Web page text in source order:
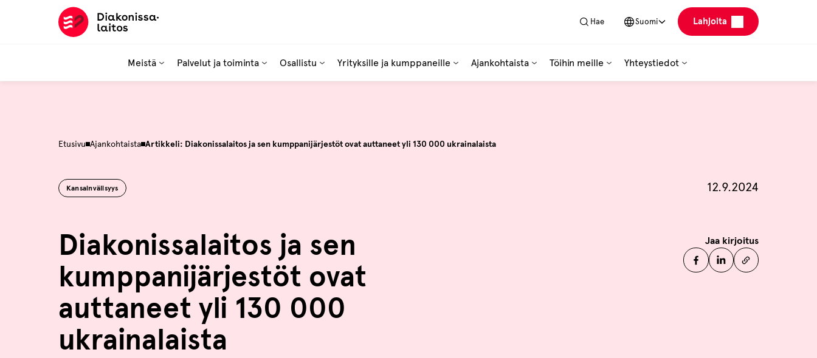
Hae Suomi Lahjoita
Meistä Palvelut ja toiminta Osallistu Yrityksille ja kumppaneille Ajankohtaista Töihin meille Yhteystiedot
Etusivu Ajankohtaista Artikkeli: Diakonissalaitos ja sen kumppanijärjestöt ovat auttaneet yli 130 000 ukrainalaista
Kansainvälisyys Julkaistu
12.9.2024
Diakonissalaitos ja sen
kumppanijärjestöt ovat
auttaneet yli 130 000
ukrainalaista
Jaa kirjoitus